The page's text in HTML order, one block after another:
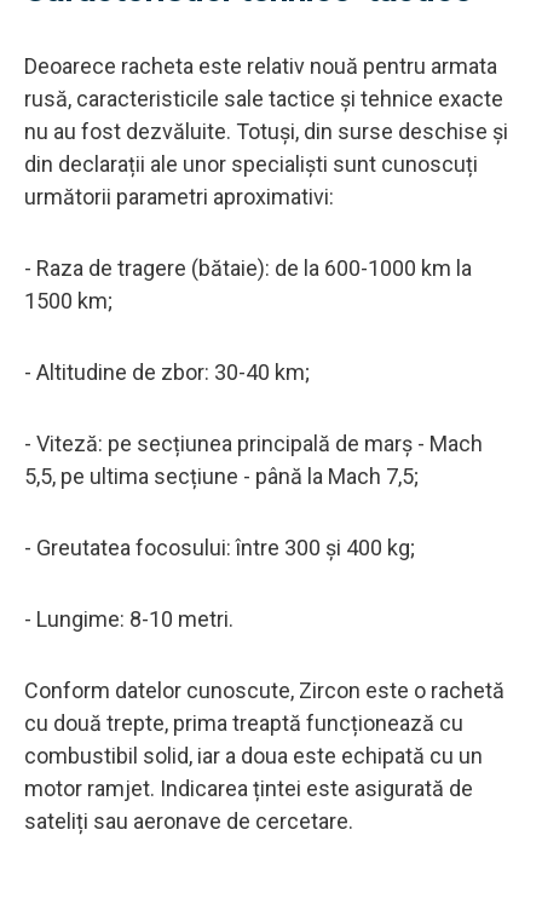
Deoarece racheta este relativ nouă pentru armata
rusă, caracteristicile sale tactice și tehnice exacte
nu au fost dezvăluite. Totuși, din surse deschise și
din declarații ale unor specialiști sunt cunoscuți
următorii parametri aproximativi:
- Raza de tragere (bătaie): de la 600-1000 km la
1500 km;
- Altitudine de zbor: 30-40 km;
- Viteză: pe secțiunea principală de marș - Mach
5,5, pe ultima secțiune - până la Mach 7,5;
- Greutatea focosului: între 300 și 400 kg;
- Lungime: 8-10 metri.
Conform datelor cunoscute, Zircon este o rachetă
cu două trepte, prima treaptă funcționează cu
combustibil solid, iar a doua este echipată cu un
motor ramjet. Indicarea țintei este asigurată de
sateliți sau aeronave de cercetare.